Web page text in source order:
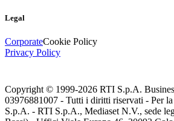
Legal
CorporateCookie Policy
Privacy Policy
Copyright © 1999-2026 RTI S.p.A.
03976881007 - Tutti i diritti riservati - Per
S.p.A. - RTI S.p.A., Mediaset N.V., sede